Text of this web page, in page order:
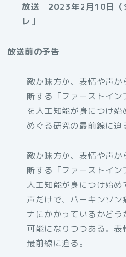
放送 2023年2月10日（
レ］
放送前の予告
敵か味方か、表情や声
断する「ファーストイ
を人工知能が身につけ始
めぐる研究の最前線に迫
敵か味方か、表情や声
断する「ファーストイン
人工知能が身につけ始
声だけで、パーキンソ
ナにかかっているかど
可能になりつつある。
最前線に迫る。